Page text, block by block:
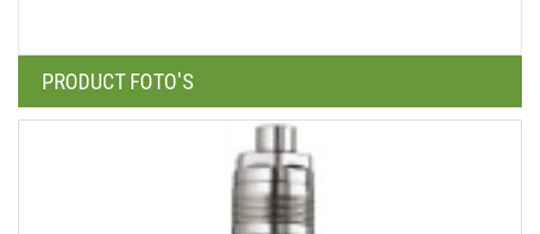
PRODUCT FOTO'S